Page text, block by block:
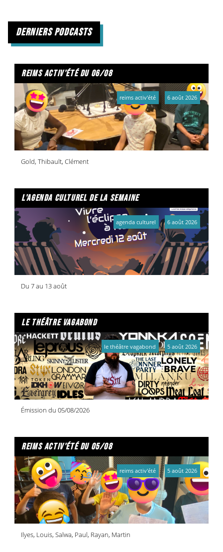
derniers podcasts
reims activ'été du 06/08
Gold, Thibault, Clément
reims activ'été 6 août 2026
l'agenda culturel de la semaine
Du 7 au 13 août
agenda culturel 6 août 2026
le théâtre vagabond
Émission du 05/08/2026
le théâtre vagabond 5 août 2026
reims activ'été du 05/08
Ilyes, Louis, Salwa, Paul, Rayan, Martin
reims activ'été 5 août 2026